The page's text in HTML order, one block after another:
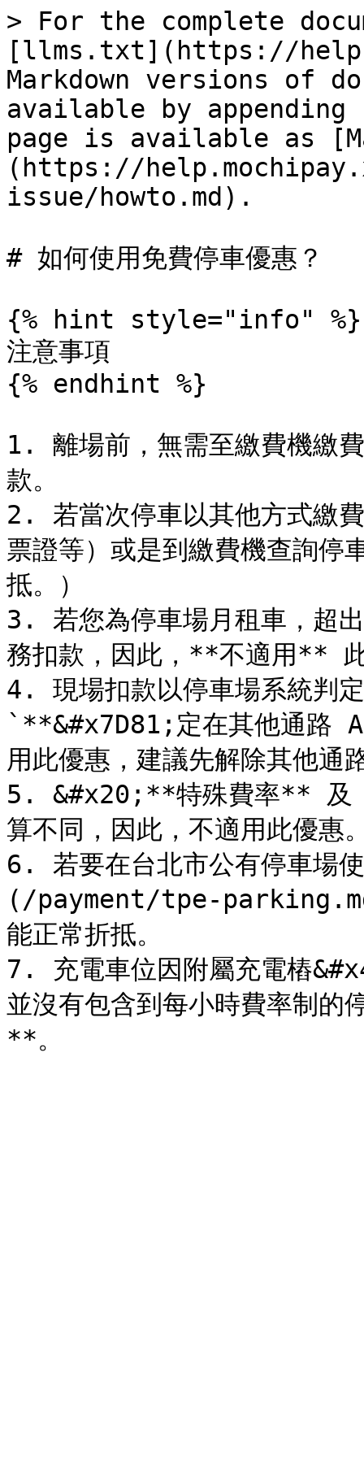
> For the complete
[llms.txt](https://
Markdown versions of
available by
page is available as
(https://
issue/howto.md).
# 如何使用免費停車優惠？
{% hint style="info" %}
注意事項
{% endhint %}
1. 離場前，無需至繳費機繳
款。
2. 若當次停車以其他方式繳
票證等）或是到繳費機查詢停
抵。）
3. 若您為停車場月租車，超
務扣款，因此，**不適用**
4. 現場扣款以停車場系統判
`**&#x7D81;定在其他通路
用此優惠，建議先解除其他通
5. &#x20;**特殊費率** 及
算不同，因此，不適用此優惠
6. 若要在台北市公有停車場
(/payment/tpe-
能正常折抵。
7. 充電車位因附屬充電樁
並沒有包含到每小時費率制的